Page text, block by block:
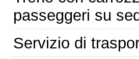
passeggeri su
Servizio di